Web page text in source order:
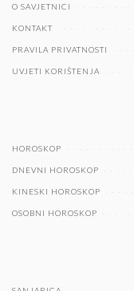
O SAVJETNICI
KONTAKT
PRAVILA PRIVATNOSTI
UVJETI KORIŠTENJA
HOROSKOP
DNEVNI HOROSKOP
KINESKI HOROSKOP
OSOBNI HOROSKOP